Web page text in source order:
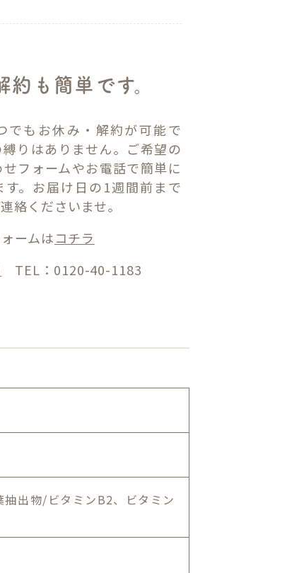
約も簡単です。
でもお休み・解約が可能で
りはありません。ご希望の
フォームやお電話で簡単に
す。お届け日の1週間前まで
絡くださいませ。
ームはコチラ
TEL：0120-40-1183
出物/ビタミンB2、ビタミン